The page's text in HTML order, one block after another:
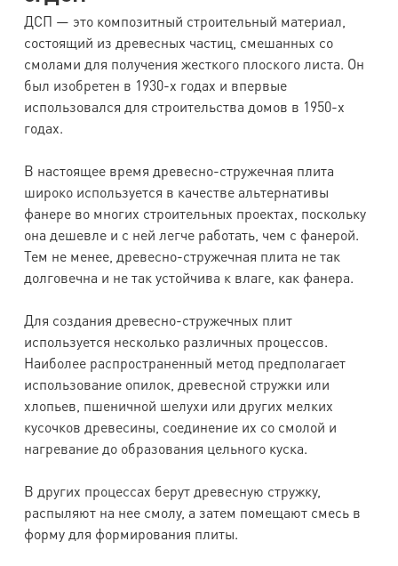
ДСП — это композитный строительный материал,
состоящий из древесных частиц, смешанных со
смолами для получения жесткого плоского листа. Он
был изобретен в 1930-х годах и впервые
использовался для строительства домов в 1950-х
годах.
В настоящее время древесно-стружечная плита
широко используется в качестве альтернативы
фанере во многих строительных проектах, поскольку
она дешевле и с ней легче работать, чем с фанерой.
Тем не менее, древесно-стружечная плита не так
долговечна и не так устойчива к влаге, как фанера.
Для создания древесно-стружечных плит
используется несколько различных процессов.
Наиболее распространенный метод предполагает
использование опилок, древесной стружки или
хлопьев, пшеничной шелухи или других мелких
кусочков древесины, соединение их со смолой и
нагревание до образования цельного куска.
В других процессах берут древесную стружку,
распыляют на нее смолу, а затем помещают смесь в
форму для формирования плиты.